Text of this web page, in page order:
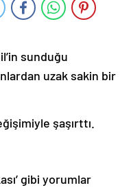
sunduğu
uzak sakin bir
şaşırttı.
gibi yorumlar